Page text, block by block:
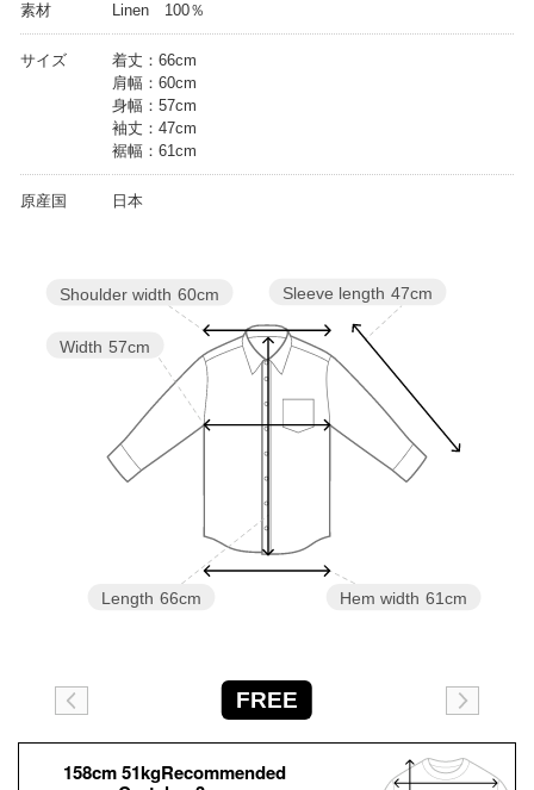
素材 Linen 100％
サイズ
着丈：66cm
肩幅：60cm
身幅：57cm
袖丈：47cm
裾幅：61cm
原産国 日本
Hem width 61cm
Sleeve length 47cm
Length 66cm
Width 57cm
Shoulder width 60cm
FREE
158cm 51kgRecommended